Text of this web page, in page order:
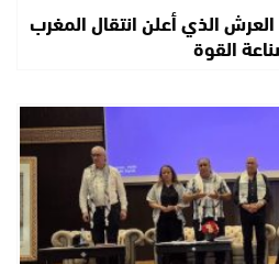
الذي أعلن انتقال المغرب
القوة